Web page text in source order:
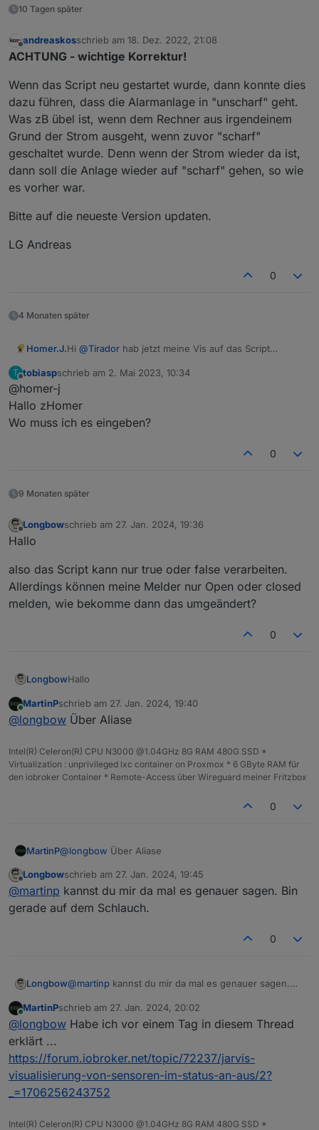
10 Tagen später
Offline
andreaskosschrieb am 18. Dez. 2022, 21:08
zuletzt editiert von
ACHTUNG - wichtige Korrektur!
Wenn das Script neu gestartet wurde, dann konnte dies
dazu führen, dass die Alarmanlage in "unscharf" geht.
Was zB übel ist, wenn dem Rechner aus irgendeinem
Grund der Strom ausgeht, wenn zuvor "scharf"
geschaltet wurde. Denn wenn der Strom wieder da ist,
dann soll die Anlage wieder auf "scharf" gehen, so wie
es vorher war.
Bitte auf die neueste Version updaten.
LG Andreas
0
4 Monaten später
Homer.J.Hi @Tirador hab jetzt meine Vis auf das Script
Umsetzung.
Hab noch meine Pineingabe mit integriert.
Hier mal 2 Screenshots wie meine Vis jetzt Aussieht.
Sag Bescheid ob du es haben willst dann stelle ich
Grüße
Hier meine Alarmanlage als Vorlage.
Bitte die einzelnen View genau so anlegen wie die
Textdatei heißen dann sollte es sofort funktionieren
Voraussetzung ist das [Projekt] MDCSS v2: Material
und angepasst, es muss nur der vierstellige Pin im
Viel Spaß.
T
Offline
tobiaspschrieb am 2. Mai 2023, 10:34
zuletzt editiert von
@homer-j
Hallo zHomer
Wo muss ich es eingeben?
0
9 Monaten später
Offline
Longbowschrieb am 27. Jan. 2024, 19:36
zuletzt editiert von
Hallo
also das Script kann nur true oder false verarbeiten.
Allerdings können meine Melder nur Open oder closed
melden, wie bekomme dann das umgeändert?
0
LongbowHallo
also das Script kann nur true oder false verarbeiten.
Allerdings können meine Melder nur Open oder
umgeändert?
Online
MartinPschrieb am 27. Jan. 2024, 19:40
zuletzt editiert von
@longbow Über Aliase
Intel(R) Celeron(R) CPU N3000 @1.04GHz 8G RAM 480G SSD *
Virtualization : unprivileged lxc container on Proxmox * 6 GByte RAM für
den iobroker Container * Remote-Access über Wireguard meiner Fritzbox
0
MartinP@longbow Über Aliase
Offline
Longbowschrieb am 27. Jan. 2024, 19:45
zuletzt editiert von
@martinp kannst du mir da mal es genauer sagen. Bin
gerade auf dem Schlauch.
0
Longbow@martinp kannst du mir da mal es genauer sagen.
Online
MartinPschrieb am 27. Jan. 2024, 20:02
zuletzt editiert von
@longbow Habe ich vor einem Tag in diesem Thread
erklärt ...
https://forum.iobroker.net/topic/72237/jarvis-
visualisierung-von-sensoren-im-status-an-aus/2?
_=1706256243752
Intel(R) Celeron(R) CPU N3000 @1.04GHz 8G RAM 480G SSD *